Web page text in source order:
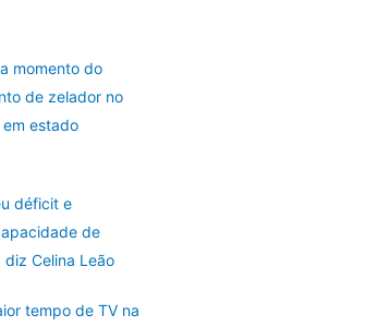
momento do
de zelador no
em estado
déficit e
de
Celina Leão
tempo de TV na